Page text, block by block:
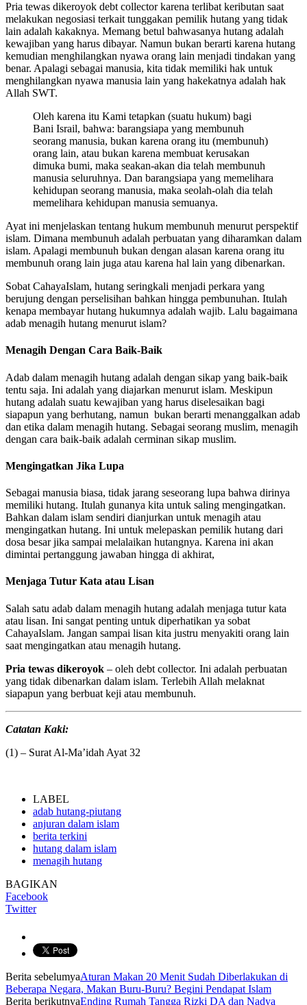
Pria tewas dikeroyok debt collector karena terlibat keributan saat
melakukan negosiasi terkait tunggakan pemilik hutang yang tidak
lain adalah kakaknya. Memang betul bahwasanya hutang adalah
kewajiban yang harus dibayar. Namun bukan berarti karena hutang
kemudian menghilangkan nyawa orang lain menjadi tindakan yang
benar. Apalagi sebagai manusia, kita tidak memiliki hak untuk
menghilangkan nyawa manusia lain yang hakekatnya adalah hak
Allah SWT.
Oleh karena itu Kami tetapkan (suatu hukum) bagi
Bani Israil, bahwa: barangsiapa yang membunuh
seorang manusia, bukan karena orang itu (membunuh)
orang lain, atau bukan karena membuat kerusakan
dimuka bumi, maka seakan-akan dia telah membunuh
manusia seluruhnya. Dan barangsiapa yang memelihara
kehidupan seorang manusia, maka seolah-olah dia telah
memelihara kehidupan manusia semuanya.
Ayat ini menjelaskan tentang hukum membunuh menurut perspektif
islam. Dimana membunuh adalah perbuatan yang diharamkan dalam
islam. Apalagi membunuh bukan dengan alasan karena orang itu
membunuh orang lain juga atau karena hal lain yang dibenarkan.
Sobat CahayaIslam, hutang seringkali menjadi perkara yang
berujung dengan perselisihan bahkan hingga pembunuhan. Itulah
kenapa membayar hutang hukumnya adalah wajib. Lalu bagaimana
adab menagih hutang menurut islam?
Menagih Dengan Cara Baik-Baik
Adab dalam menagih hutang adalah dengan sikap yang baik-baik
tentu saja. Ini adalah yang diajarkan menurut islam. Meskipun
hutang adalah suatu kewajiban yang harus diselesaikan bagi
siapapun yang berhutang, namun bukan berarti menanggalkan adab
dan etika dalam menagih hutang. Sebagai seorang muslim, menagih
dengan cara baik-baik adalah cerminan sikap muslim.
Mengingatkan Jika Lupa
Sebagai manusia biasa, tidak jarang seseorang lupa bahwa dirinya
memiliki hutang. Itulah gunanya kita untuk saling mengingatkan.
Bahkan dalam islam sendiri dianjurkan untuk menagih atau
mengingatkan hutang. Ini untuk melepaskan pemilik hutang dari
dosa besar jika sampai melalaikan hutangnya. Karena ini akan
dimintai pertanggung jawaban hingga di akhirat,
Menjaga Tutur Kata atau Lisan
Salah satu adab dalam menagih hutang adalah menjaga tutur kata
atau lisan. Ini sangat penting untuk diperhatikan ya sobat
CahayaIslam. Jangan sampai lisan kita justru menyakiti orang lain
saat mengingatkan atau menagih hutang.
Pria tewas dikeroyok – oleh debt collector. Ini adalah perbuatan
yang tidak dibenarkan dalam islam. Terlebih Allah melaknat
siapapun yang berbuat keji atau membunuh.
Catatan Kaki:
(1) – Surat Al-Ma’idah Ayat 32
LABEL
adab hutang-piutang
anjuran dalam islam
berita terkini
hutang dalam islam
menagih hutang
BAGIKAN
Facebook
Twitter
Berita sebelumyaAturan Makan 20 Menit Sudah Diberlakukan di
Beberapa Negara, Makan Buru-Buru? Begini Pendapat Islam
Berita berikutnyaEnding Rumah Tangga Rizki DA dan Nadya